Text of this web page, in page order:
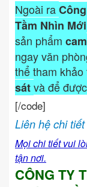
Ngoài ra
Tầm Nhìn Mới
sản phẩm
ngay văn
thể tham
sátvà để được
[/code]
Liên hệ chi
Mọi chi tiết vui
tận nơi.
CÔNG TY